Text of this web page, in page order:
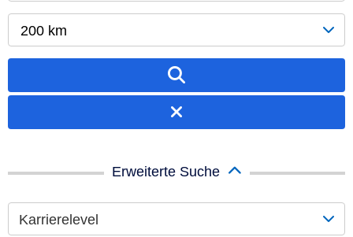
200 km
Erweiterte Suche
Karrierelevel